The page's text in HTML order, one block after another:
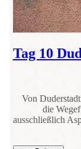
Tag 10
Von
die
ausschließlich